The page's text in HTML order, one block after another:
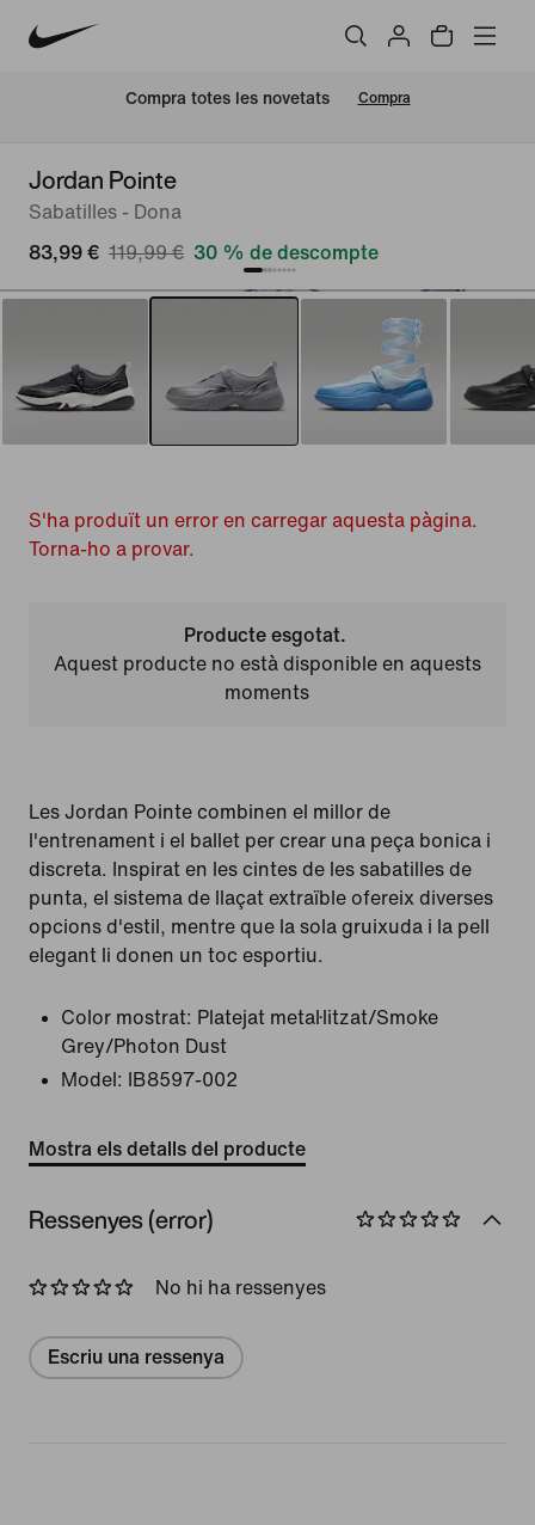
Compra totes les novetats Compra
Jordan Pointe
Sabatilles - Dona
83,99 € 119,99 € 30 % de descompte
S'ha produït un error en carregar aquesta pàgina.
Torna-ho a provar.
Producte esgotat.
Aquest producte no està disponible en aquests
moments
Les Jordan Pointe combinen el millor de
l'entrenament i el ballet per crear una peça bonica i
discreta. Inspirat en les cintes de les sabatilles de
punta, el sistema de llaçat extraïble ofereix diverses
opcions d'estil, mentre que la sola gruixuda i la pell
elegant li donen un toc esportiu.
Color mostrat: Platejat metal·litzat/Smoke
Grey/Photon Dust
Model:
IB8597-002
Mostra els detalls del producte
Ressenyes (error)
No hi ha ressenyes
Escriu una ressenya